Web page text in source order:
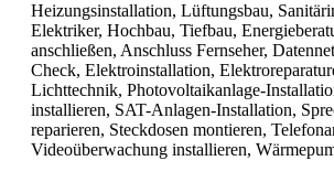
Heizungsinstallation, Lüftungsbau,
Elektriker, Hochbau, Tiefbau,
anschließen, Anschluss Fernseher,
Check, Elektroinstallation,
Lichttechnik, Photovoltaikanlage-
installieren, SAT-Anlagen-Installation,
reparieren, Steckdosen montieren,
Videoüberwachung installieren,